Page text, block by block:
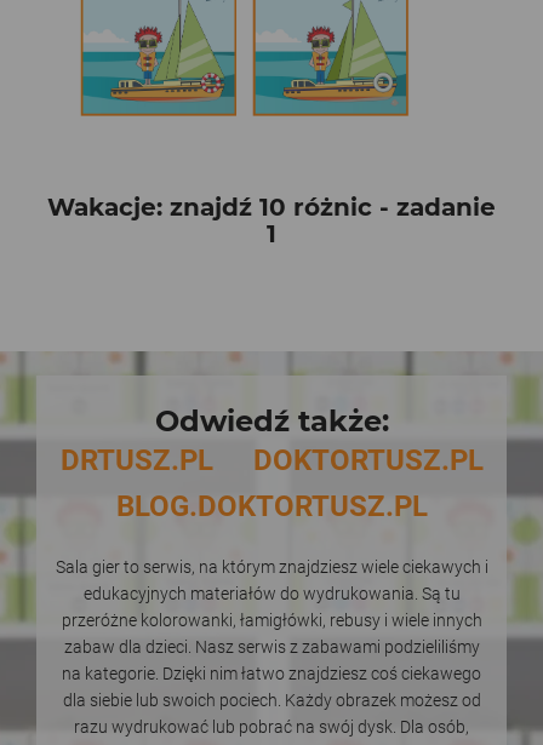
Wakacje: znajdź 10 różnic - zadanie
1
Odwiedź także:
DRTUSZ.PL
DOKTORTUSZ.PL
BLOG.DOKTORTUSZ.PL
Sala gier to serwis, na którym znajdziesz wiele ciekawych i
edukacyjnych materiałów do wydrukowania. Są tu
przeróżne kolorowanki, łamigłówki, rebusy i wiele innych
zabaw dla dzieci. Nasz serwis z zabawami podzieliliśmy
na kategorie. Dzięki nim łatwo znajdziesz coś ciekawego
dla siebie lub swoich pociech. Każdy obrazek możesz od
razu wydrukować lub pobrać na swój dysk. Dla osób,